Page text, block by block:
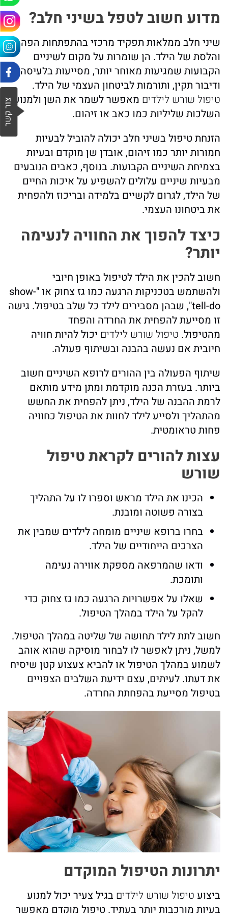
מדוע חשוב לטפל בשיני חלב?
שיני חלב ממלאות תפקיד מרכזי בהתפתחות הפה
והלסת של הילד. הן שומרות על מקום לשיניים
הקבועות שמגיעות מאוחר יותר, מסייעות בלעיסה
ודיבור תקין, ותורמות לביטחון העצמי של הילד.
טיפול שורש לילדים מאפשר לשמר את השן ולמנוע
השלכות שליליות כמו כאב או זיהום.
הזנחת טיפול בשיני חלב יכולה להוביל לבעיות
חמורות יותר כמו זיהום, אובדן שן מוקדם ובעיות
בצמיחת השיניים הקבועות. בנוסף, כאבים הנובעים
מבעיות שיניים עלולים להשפיע על איכות החיים
של הילד, לגרום לקשיים בלמידה ובריכוז ולהפחית
את ביטחונו העצמי.
כיצד להפוך את החוויה לנעימה
יותר?
חשוב להכין את הילד לטיפול באופן חיובי
ולהשתמש בטכניקות הרגעה כמו גז צחוק או "show-
tell-do", שבהן מסבירים לילד כל שלב בטיפול. גישה
זו מסייעת להפחית את החרדה והפחד
מהטיפול. טיפול שורש לילדים יכול להיות חוויה
חיובית אם נעשה בהבנה ובשיתוף פעולה.
שיתוף הפעולה בין ההורים לרופא השיניים חשוב
ביותר. בעזרת הכנה מוקדמת ומתן מידע מותאם
לרמת ההבנה של הילד, ניתן להפחית את החשש
מהתהליך ולסייע לילד לחוות את הטיפול כחוויה
פחות טראומטית.
עצות להורים לקראת טיפול
שורש
הכינו את הילד מראש וספרו לו על התהליך
בצורה פשוטה ומובנת.
בחרו ברופא שיניים מומחה לילדים שמבין את
הצרכים הייחודיים של הילד.
ודאו שהמרפאה מספקת אווירה נעימה
ותומכת.
שאלו על אפשרויות הרגעה כמו גז צחוק כדי
להקל על הילד במהלך הטיפול.
חשוב לתת לילד תחושה של שליטה במהלך הטיפול.
למשל, ניתן לאפשר לו לבחור מוסיקה שהוא אוהב
לשמוע במהלך הטיפול או להביא צעצוע קטן שיסיח
את דעתו. לעיתים, עצם ידיעת השלבים הצפויים
בטיפול מסייעת בהפחתת החרדה.
יתרונות הטיפול המוקדם
ביצוע טיפול שורש לילדים בגיל צעיר יכול למנוע
בעיות מורכבות יותר בעתיד. טיפול מוקדם מאפשר